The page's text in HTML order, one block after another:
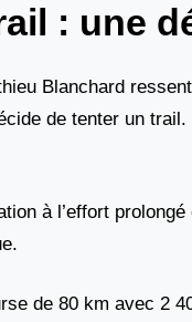
: une
Blanchard
de tenter un
à l’effort
de 80 km avec 2